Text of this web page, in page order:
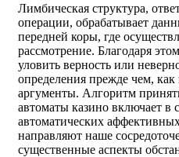
Лимбическая структура,
операции, обрабатывает
передней коры, где
рассмотрение. Благодаря
уловить верность или
определения прежде чем, как
аргументы. Алгоритм
автоматы казино включает в
автоматических
направляют наше
существенные аспекты